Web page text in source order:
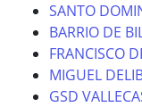
SANTO
BARRIO DE
FRANCISCO
MIGUEL
GSD